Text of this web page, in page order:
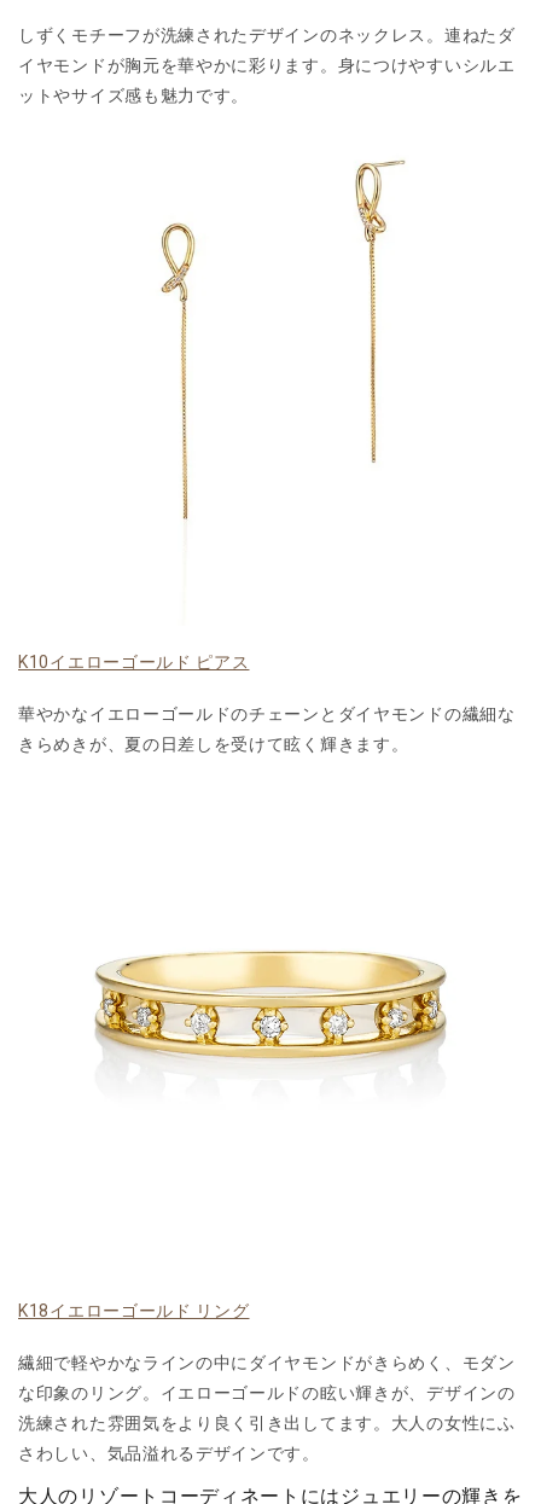
しずくモチーフが洗練されたデザインのネックレス。連ねたダ
イヤモンドが胸元を華やかに彩ります。身につけやすいシルエ
ットやサイズ感も魅力です。
K10イエローゴールド ピアス
華やかなイエローゴールドのチェーンとダイヤモンドの繊細な
きらめきが、夏の日差しを受けて眩く輝きます。
K18イエローゴールド リング
繊細で軽やかなラインの中にダイヤモンドがきらめく、モダン
な印象のリング。イエローゴールドの眩い輝きが、デザインの
洗練された雰囲気をより良く引き出してます。大人の女性にふ
さわしい、気品溢れるデザインです。
大人のリゾートコーディネートにはジュエリーの輝きを